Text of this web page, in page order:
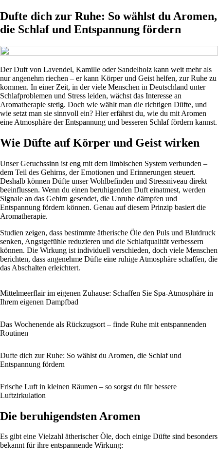
Dufte dich zur Ruhe: So wählst du Aromen,
die Schlaf und Entspannung fördern
Der Duft von Lavendel, Kamille oder Sandelholz kann weit mehr als
nur angenehm riechen – er kann Körper und Geist helfen, zur Ruhe zu
kommen. In einer Zeit, in der viele Menschen in Deutschland unter
Schlafproblemen und Stress leiden, wächst das Interesse an
Aromatherapie stetig. Doch wie wählt man die richtigen Düfte, und
wie setzt man sie sinnvoll ein? Hier erfährst du, wie du mit Aromen
eine Atmosphäre der Entspannung und besseren Schlaf fördern kannst.
Wie Düfte auf Körper und Geist wirken
Unser Geruchssinn ist eng mit dem limbischen System verbunden –
dem Teil des Gehirns, der Emotionen und Erinnerungen steuert.
Deshalb können Düfte unser Wohlbefinden und Stressniveau direkt
beeinflussen. Wenn du einen beruhigenden Duft einatmest, werden
Signale an das Gehirn gesendet, die Unruhe dämpfen und
Entspannung fördern können. Genau auf diesem Prinzip basiert die
Aromatherapie.
Studien zeigen, dass bestimmte ätherische Öle den Puls und Blutdruck
senken, Angstgefühle reduzieren und die Schlafqualität verbessern
können. Die Wirkung ist individuell verschieden, doch viele Menschen
berichten, dass angenehme Düfte eine ruhige Atmosphäre schaffen, die
das Abschalten erleichtert.
Mittelmeerflair im eigenen Zuhause: Schaffen Sie Spa-Atmosphäre in
Ihrem eigenen Dampfbad
Das Wochenende als Rückzugsort – finde Ruhe mit entspannenden
Routinen
Dufte dich zur Ruhe: So wählst du Aromen, die Schlaf und
Entspannung fördern
Frische Luft in kleinen Räumen – so sorgst du für bessere
Luftzirkulation
Die beruhigendsten Aromen
Es gibt eine Vielzahl ätherischer Öle, doch einige Düfte sind besonders
bekannt für ihre entspannende Wirkung: